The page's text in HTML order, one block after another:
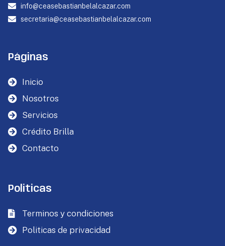
info@ceasebastianbelalcazar.com
secretaria@ceasebastianbelalcazar.com
Páginas
Inicio
Nosotros
Servicios
Crédito Brilla
Contacto
Politicas
Terminos y condiciones
Politicas de privacidad